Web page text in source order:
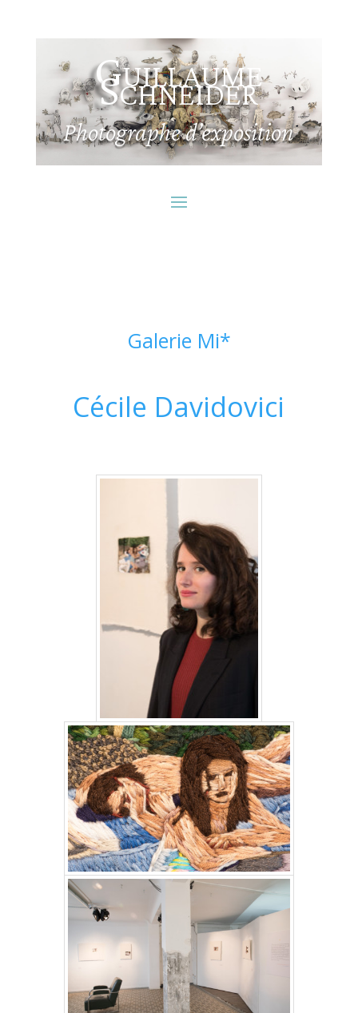
Guillaume
Schneider
Photographe d’exposition
Galerie Mi*
Cécile Davidovici